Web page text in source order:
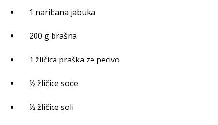
1 naribana jabuka
200 g brašna
1 žličica praška ze pecivo
½ žličice sode
½ žličice soli